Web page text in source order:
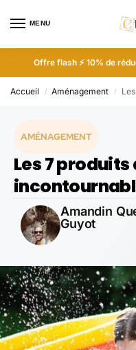
MENU
Offre flash ⚡ 10% de
Accueil / Aménagement / Les
AMÉNAGEMENT
Les 7
Amandin
Guyot